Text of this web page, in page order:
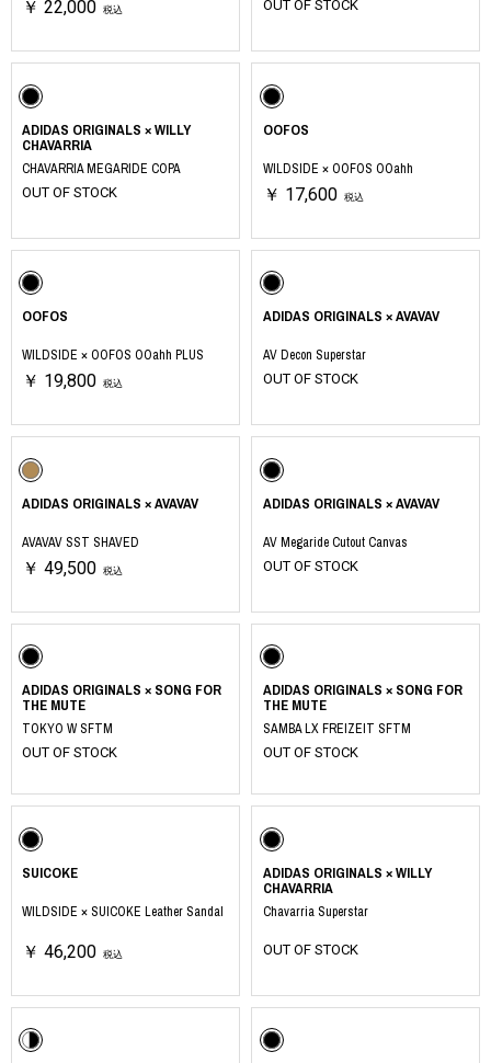
￥ 22,000 税込 OUT OF STOCK
ADIDAS ORIGINALS × WILLY
CHAVARRIA
CHAVARRIA MEGARIDE COPA
OUT OF STOCK
OOFOS
WILDSIDE × OOFOS OOahh
￥ 17,600 税込
OOFOS
WILDSIDE × OOFOS OOahh PLUS
￥ 19,800 税込
ADIDAS ORIGINALS × AVAVAV
AV Decon Superstar
OUT OF STOCK
ADIDAS ORIGINALS × AVAVAV
AVAVAV SST SHAVED
￥ 49,500 税込
ADIDAS ORIGINALS × AVAVAV
AV Megaride Cutout Canvas
OUT OF STOCK
ADIDAS ORIGINALS × SONG FOR
THE MUTE
TOKYO W SFTM
OUT OF STOCK
ADIDAS ORIGINALS × SONG FOR
THE MUTE
SAMBA LX FREIZEIT SFTM
OUT OF STOCK
SUICOKE
WILDSIDE × SUICOKE Leather Sandal
￥ 46,200 税込
ADIDAS ORIGINALS × WILLY
CHAVARRIA
Chavarria Superstar
OUT OF STOCK